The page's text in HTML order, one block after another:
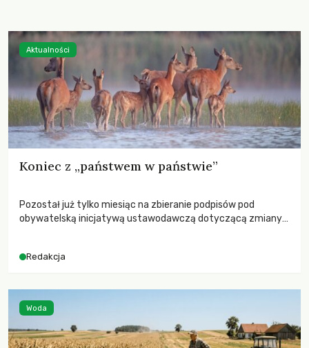
Koniec z „państwem w państwie”
Pozostał już tylko miesiąc na zbieranie podpisów pod
obywatelską inicjatywą ustawodawczą dotyczącą zmiany
niezwykle korzystne rozwiązania dla przyrody i zwierząt,
funkcjonowania łowiectwa w Polsce.
Redakcja
Aktualności
Woda